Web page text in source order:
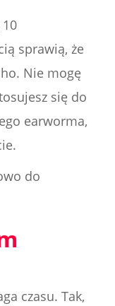
sprawią, że
Nie mogę
się do
earworma,
do
czasu. Tak,